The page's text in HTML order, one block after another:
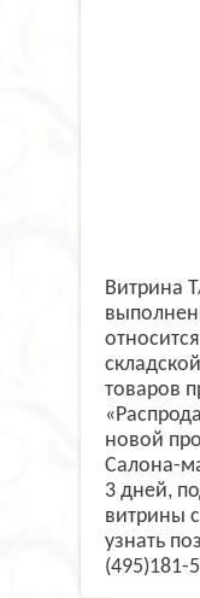
Витрина
товаров
новой
Салона-
3 дней,
витрины
узнать
(495)181-